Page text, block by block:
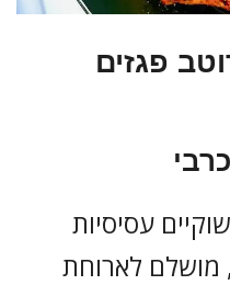
פגזים
עסיסיות
מושלם לארוחת